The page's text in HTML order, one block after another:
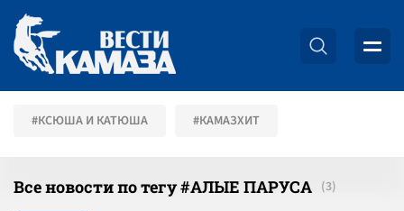
#КСЮША И КАТЮША #КАМАЗХИТ
Все новости по тегу #АЛЫЕ ПАРУСА